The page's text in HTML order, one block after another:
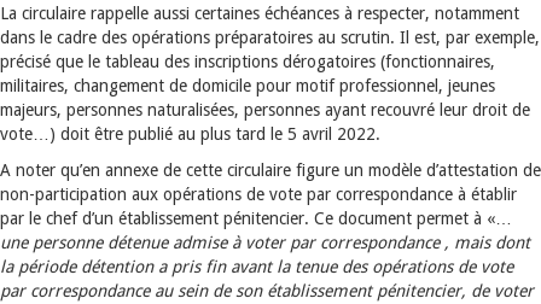
La circulaire rappelle aussi certaines échéances à respecter, notamment
dans le cadre des opérations préparatoires au scrutin. Il est, par exemple,
précisé que le tableau des inscriptions dérogatoires (fonctionnaires,
militaires, changement de domicile pour motif professionnel, jeunes
majeurs, personnes naturalisées, personnes ayant recouvré leur droit de
vote…) doit être publié au plus tard le 5 avril 2022.
A noter qu’en annexe de cette circulaire figure un modèle d’attestation de
non-participation aux opérations de vote par correspondance à établir
par le chef d’un établissement pénitencier. Ce document permet à «…
une personne détenue admise à voter par correspondance , mais dont
la période détention a pris fin avant la tenue des opérations de vote
par correspondance au sein de son établissement pénitencier, de voter